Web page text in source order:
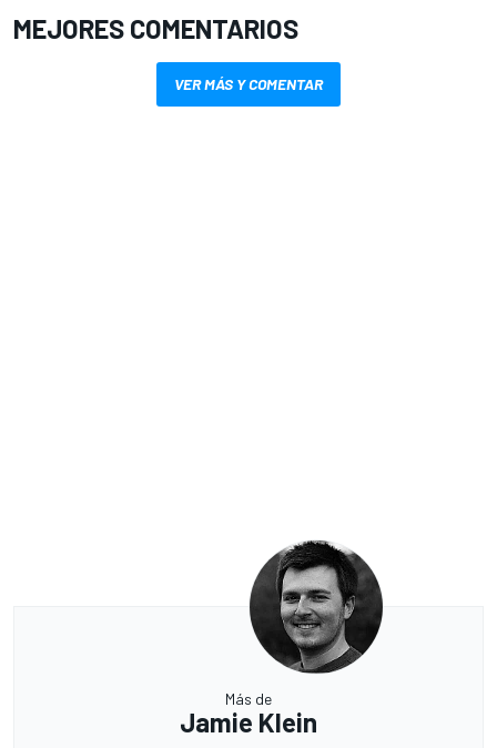
MEJORES COMENTARIOS
VER MÁS Y COMENTAR
Más de
Jamie Klein